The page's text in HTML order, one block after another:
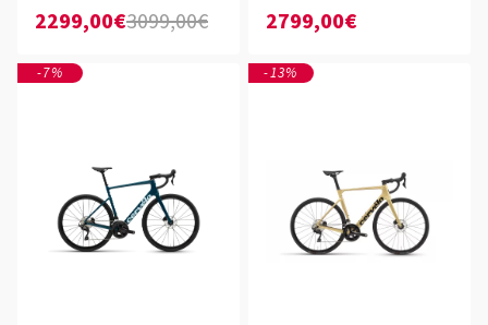
2299,00€3099,00€ 2799,00€
-7% -13%